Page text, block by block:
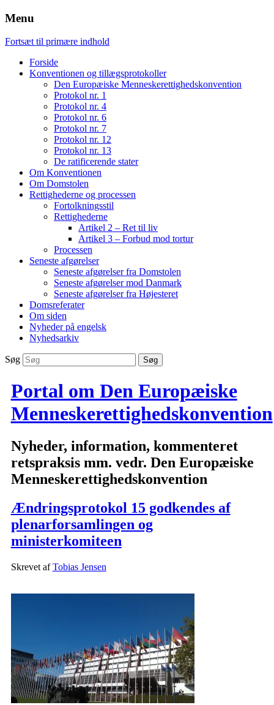
Menu
Fortsæt til primære indhold
Forside
Konventionen og tillægsprotokoller
Den Europæiske Menneskerettighedskonvention
Protokol nr. 1
Protokol nr. 4
Protokol nr. 6
Protokol nr. 7
Protokol nr. 12
Protokol nr. 13
De ratificerende stater
Om Konventionen
Om Domstolen
Rettighederne og processen
Fortolkningsstil
Rettighederne
Artikel 2 – Ret til liv
Artikel 3 – Forbud mod tortur
Processen
Seneste afgørelser
Seneste afgørelser fra Domstolen
Seneste afgørelser mod Danmark
Seneste afgørelser fra Højesteret
Domsreferater
Om siden
Nyheder på engelsk
Nyhedsarkiv
Søg
Portal om Den Europæiske
Menneskerettighedskonvention
Nyheder, information, kommenteret
retspraksis mm. vedr. Den Europæiske
Menneskerettighedskonvention
Ændringsprotokol 15 godkendes af
plenarforsamlingen og
ministerkomiteen
Skrevet afTobias Jensen